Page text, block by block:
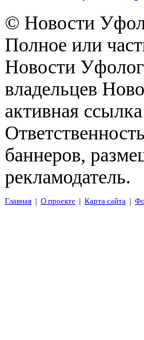
© Новости
Полное или
Новости
владельцев
активная
баннеров,
рекламодатель.
Главная | О проекте | Карта сайта |